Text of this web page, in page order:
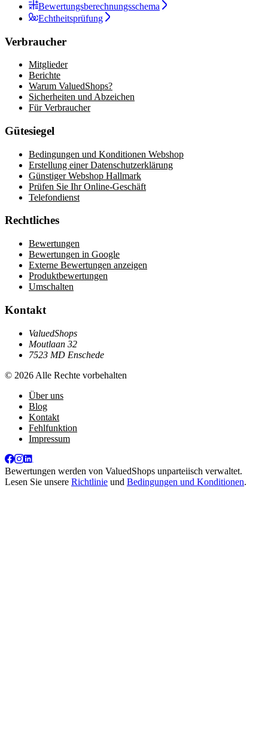
Bewertungsberechnungsschema
Echtheitsprüfung
Verbraucher
Mitglieder
Berichte
Warum ValuedShops?
Sicherheiten und Abzeichen
Für Verbraucher
Gütesiegel
Bedingungen und Konditionen Webshop
Erstellung einer Datenschutzerklärung
Günstiger Webshop Hallmark
Prüfen Sie Ihr Online-Geschäft
Telefondienst
Rechtliches
Bewertungen
Bewertungen in Google
Externe Bewertungen anzeigen
Produktbewertungen
Umschalten
Kontakt
ValuedShops
Moutlaan 32
7523 MD Enschede
© 2026 Alle Rechte vorbehalten
Über uns
Blog
Kontakt
Fehlfunktion
Impressum
Bewertungen werden von ValuedShops unparteiisch verwaltet.
Lesen Sie unsere Richtlinie und Bedingungen und Konditionen.